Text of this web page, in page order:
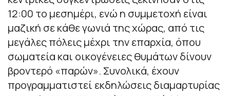
12:00 το μεσημέρι, ενώ η συμμετοχή είναι
μαζική σε κάθε γωνιά της χώρας, από τις
μεγάλες πόλεις μέχρι την επαρχία, όπου
σωματεία και οικογένειες θυμάτων δίνουν
βροντερό «παρών». Συνολικά, έχουν
προγραμματιστεί εκδηλώσεις διαμαρτυρίας